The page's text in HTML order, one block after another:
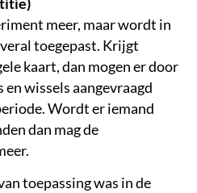
meer, maar wordt in
toegepast. Krijgt
kaart, dan mogen er door
wissels aangevraagd
Wordt er iemand
dan mag de
toepassing was in de